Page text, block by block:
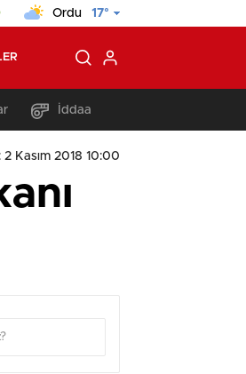
Ordu 17°
İddaa
2 Kasım 2018 10:00